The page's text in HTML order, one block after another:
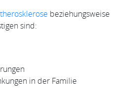
beziehungsweise
sind:
in der Familie